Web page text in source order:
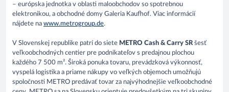
– európska jednotka v oblasti maloobchodov so spotrebnou
elektronikou, a obchodné domy Galeria Kaufhof. Viac informácií
nájdete na www.metrogroup.de.
V Slovenskej republike patrí do siete METRO Cash & Carry SRšesť
veľkoobchodných centier pre podnikateľov s predajnou plochou
každého 7 500 m². Široká ponuka tovaru, prevádzková výkonnosť,
vyspelá logistika a priame nákupy vo veľkých objemoch umožňujú
spoločnosti METRO predávať tovar za najvýhodnejšie veľkoobchodné